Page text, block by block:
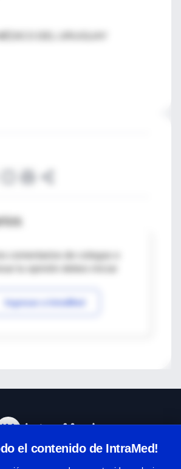
comentarios de colegas o
Ingresar a IntraMed
el contenido de IntraMed!